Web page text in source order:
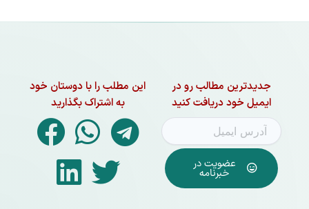
جدیدترین مطالب رو در
ایمیل خود دریافت کنید
عضویت در
خبرنامه
این مطلب را با دوستان خود
به اشتراک بگذارید